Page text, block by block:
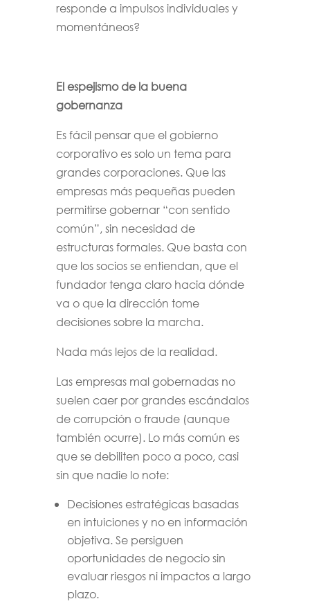
responde a impulsos individuales y
momentáneos?
El espejismo de la buena
gobernanza
Es fácil pensar que el gobierno
corporativo es solo un tema para
grandes corporaciones. Que las
empresas más pequeñas pueden
permitirse gobernar “con sentido
común”, sin necesidad de
estructuras formales. Que basta con
que los socios se entiendan, que el
fundador tenga claro hacia dónde
va o que la dirección tome
decisiones sobre la marcha.
Nada más lejos de la realidad.
Las empresas mal gobernadas no
suelen caer por grandes escándalos
de corrupción o fraude (aunque
también ocurre). Lo más común es
que se debiliten poco a poco, casi
sin que nadie lo note:
Decisiones estratégicas basadas
en intuiciones y no en información
objetiva. Se persiguen
oportunidades de negocio sin
evaluar riesgos ni impactos a largo
plazo.